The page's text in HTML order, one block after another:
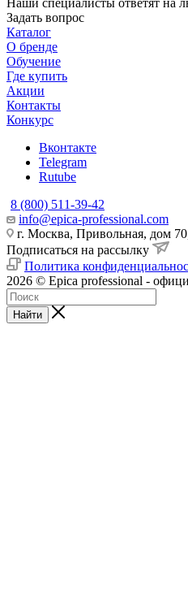
Задать вопрос
Каталог
О бренде
Обучение
Где купить
Акции
Контакты
Конкурс
Вконтакте
Telegram
Rutube
8 (800) 511-39-42
info@epica-professional.com
г. Москва, Привольная, дом
Подписаться на рассылку
Политика
2026 © Epica professional -
Найти